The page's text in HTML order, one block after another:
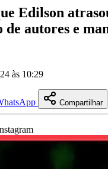
Edilson
autores e
às 10:29
Compartilhar